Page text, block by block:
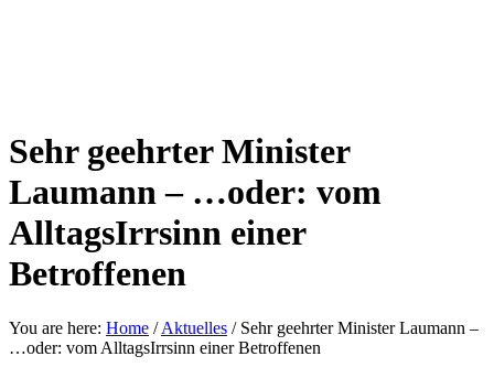
Sehr geehrter Minister
Laumann – …oder: vom
AlltagsIrrsinn einer
Betroffenen
You are here: Home /Aktuelles / Sehr geehrter Minister Laumann –
…oder: vom AlltagsIrrsinn einer Betroffenen